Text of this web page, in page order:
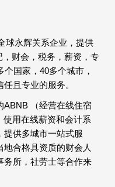
球永辉关系企业，提供
财会，税务，薪资，专
国家，40多个城市，
且专业的服务。
ABNB （经营在线住宿
用在线薪资和会计系
提供多城市一站式服
合格具资质的财会人
务所，社劳士等合作来